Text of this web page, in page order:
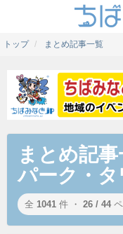
トップ まとめ記事一覧
まとめ記
パーク・タ
全 1041 件 ・ 26 / 44